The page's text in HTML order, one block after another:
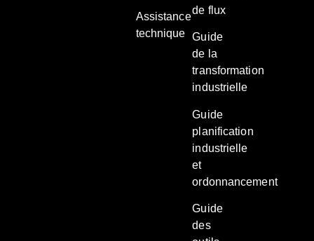
Assistance
technique
de flux
Guide
de la
transformation
industrielle
Guide
planification
industrielle
et
ordonnancement
Guide
des